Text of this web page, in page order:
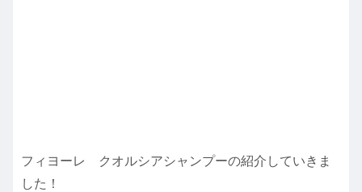
フィヨーレ クオルシアシャンプーの紹介していきま
した！